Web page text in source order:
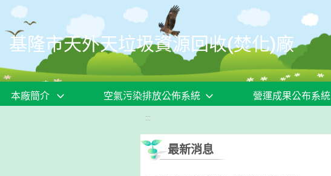
移至網頁之主要內容區位置
基隆市天外天垃圾資源回收(焚化)廠
本廠簡介 空氣污染排放公佈系統 營運成果公布系統
:::
最新消息